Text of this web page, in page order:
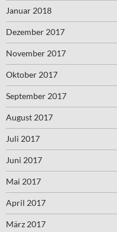
Januar 2018
Dezember 2017
November 2017
Oktober 2017
September 2017
August 2017
Juli 2017
Juni 2017
Mai 2017
April 2017
März 2017